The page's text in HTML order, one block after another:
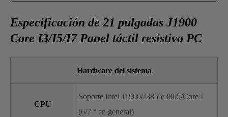
Especificación de 21 pulgadas J1900
Core I3/I5/I7 Panel táctil resistivo PC
Hardware del sistema
CPU
Soporte Intel J1900/J3855/3865/Core I
(6/7 ° en general)